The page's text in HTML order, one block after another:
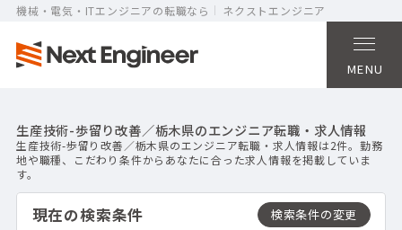
機械・電気・ITエンジニアの転職なら ネクストエンジニア
MENU
生産技術-歩留り改善／栃木県のエンジニア転職・求人情報
生産技術-歩留り改善／栃木県のエンジニア転職・求人情報は2件。勤務
地や職種、こだわり条件からあなたに合った求人情報を掲載していま
す。
現在の検索条件